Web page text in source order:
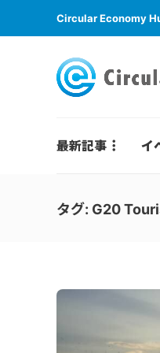
Circular Economy
最新記事 イ
タグ: G20